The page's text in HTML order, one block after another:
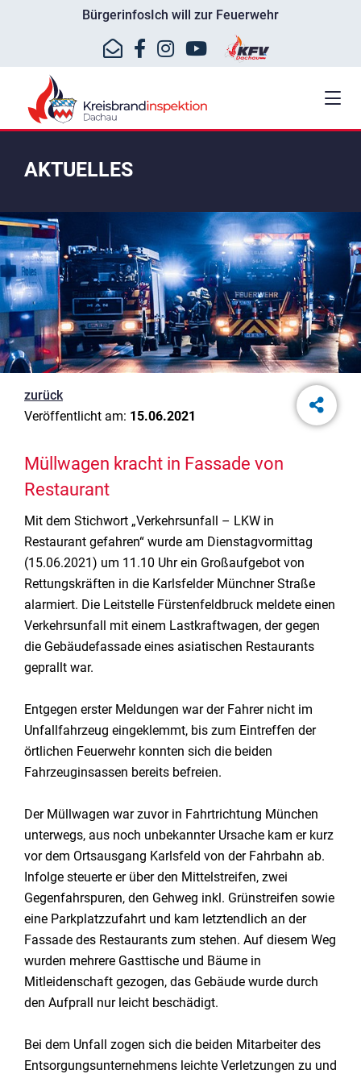
BürgerinfosIch will zur Feuerwehr
AKTUELLES
zurück
Veröffentlicht am: 15.06.2021
Müllwagen kracht in Fassade von
Restaurant
Mit dem Stichwort „Verkehrsunfall – LKW in
Restaurant gefahren“ wurde am Dienstagvormittag
(15.06.2021) um 11.10 Uhr ein Großaufgebot von
Rettungskräften in die Karlsfelder Münchner Straße
alarmiert. Die Leitstelle Fürstenfeldbruck meldete einen
Verkehrsunfall mit einem Lastkraftwagen, der gegen
die Gebäudefassade eines asiatischen Restaurants
geprallt war.
Entgegen erster Meldungen war der Fahrer nicht im
Unfallfahrzeug eingeklemmt, bis zum Eintreffen der
örtlichen Feuerwehr konnten sich die beiden
Fahrzeuginsassen bereits befreien.
Der Müllwagen war zuvor in Fahrtrichtung München
unterwegs, aus noch unbekannter Ursache kam er kurz
vor dem Ortsausgang Karlsfeld von der Fahrbahn ab.
Infolge steuerte er über den Mittelstreifen, zwei
Gegenfahrspuren, den Gehweg inkl. Grünstreifen sowie
eine Parkplatzzufahrt und kam letztendlich an der
Fassade des Restaurants zum stehen. Auf diesem Weg
wurden mehrere Gasttische und Bäume in
Mitleidenschaft gezogen, das Gebäude wurde durch
den Aufprall nur leicht beschädigt.
Bei dem Unfall zogen sich die beiden Mitarbeiter des
Entsorgungsunternehmens leichte Verletzungen zu und